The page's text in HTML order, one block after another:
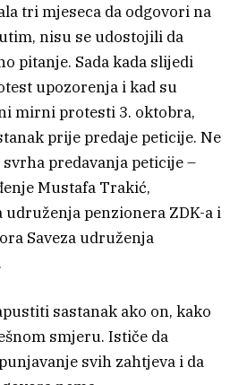
tri mjeseca da odgovori na
nisu se udostojili da
pitanje. Sada kada slijedi
upozorenja i kad su
mirni protesti 3. oktobra,
prije predaje peticije. Ne
predavanja peticije –
Mustafa Trakić,
udruženja penzionera ZDK-a i
Saveza udruženja
sastanak ako on, kako
smjeru. Ističe da
svih zahtjeva i da